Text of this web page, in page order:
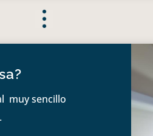
muy sencillo